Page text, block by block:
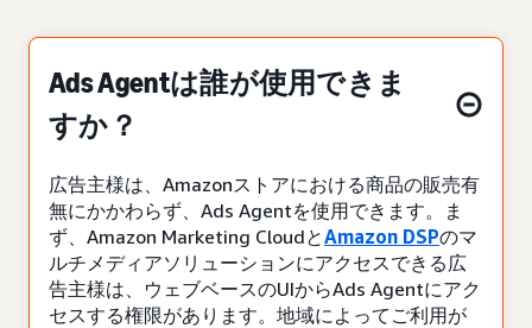
Ads Agentは誰が使用できま
すか？
広告主様は、Amazonストアにおける商品の販売有
無にかかわらず、Ads Agentを使用できます。ま
ず、Amazon Marketing CloudとAmazon DSPのマ
ルチメディアソリューションにアクセスできる広
告主様は、ウェブベースのUIからAds Agentにアク
セスする権限があります。地域によってご利用が